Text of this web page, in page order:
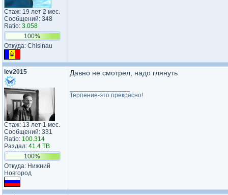
Стаж: 19 лет 2 мес.
Сообщений: 348
Ratio: 3.058
100%
Откуда: Chisinau
lev2015
Стаж: 13 лет 1 мес.
Сообщений: 331
Ratio: 100.314
Раздал: 41.4 TB
100%
Откуда: Нижний
Новгород
Давно не смотрел, надо глянуть
Терпение-это прекрасно!